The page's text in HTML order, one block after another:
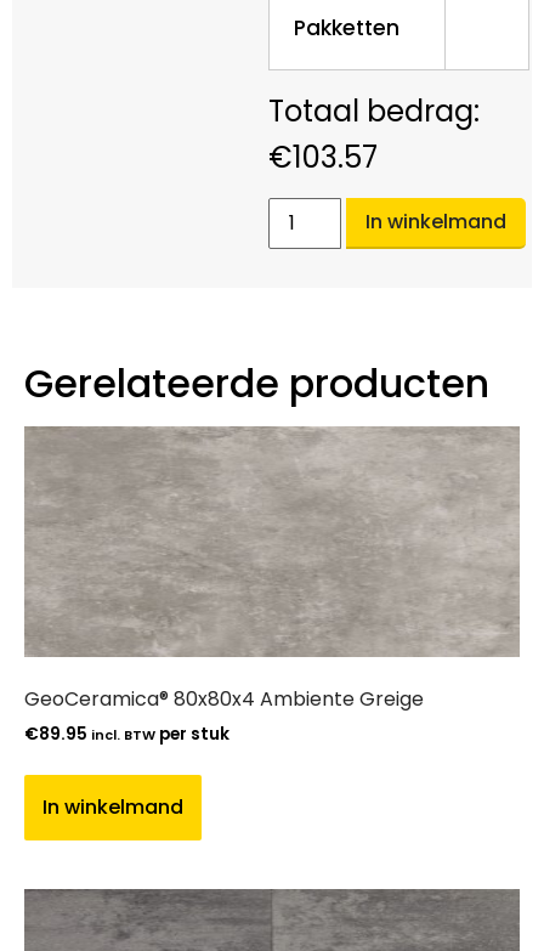
Pakketten
€103.57
In winkelmand
Gerelateerde producten
GeoCeramica® 80x80x4 Ambiente Greige
€89.95 incl. BTW per stuk
In winkelmand